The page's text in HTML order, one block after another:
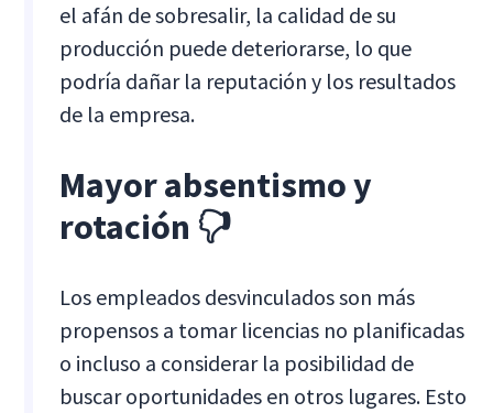
el afán de sobresalir, la calidad de su
producción puede deteriorarse, lo que
podría dañar la reputación y los resultados
de la empresa.
Mayor absentismo y
rotación 🖓
Los empleados desvinculados son más
propensos a tomar licencias no planificadas
o incluso a considerar la posibilidad de
buscar oportunidades en otros lugares. Esto